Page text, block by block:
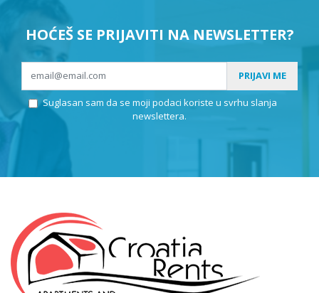
Senj
Karlobag
Opatija -Volosko (1)
HOĆEŠ SE PRIJAVITI NA NEWSLETTER?
PRIJAVI ME
Suglasan sam da se moji podaci koriste u svrhu slanja
newslettera.